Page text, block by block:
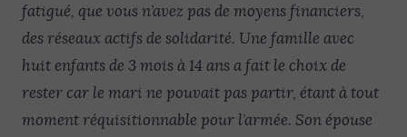
fatigué, que vous n’avez pas de moyens financiers,
des réseaux actifs de solidarité. Une famille avec
huit enfants de 3 mois à 14 ans a fait le choix de
rester car le mari ne pouvait pas partir, étant à tout
moment réquisitionnable pour l’armée. Son épouse